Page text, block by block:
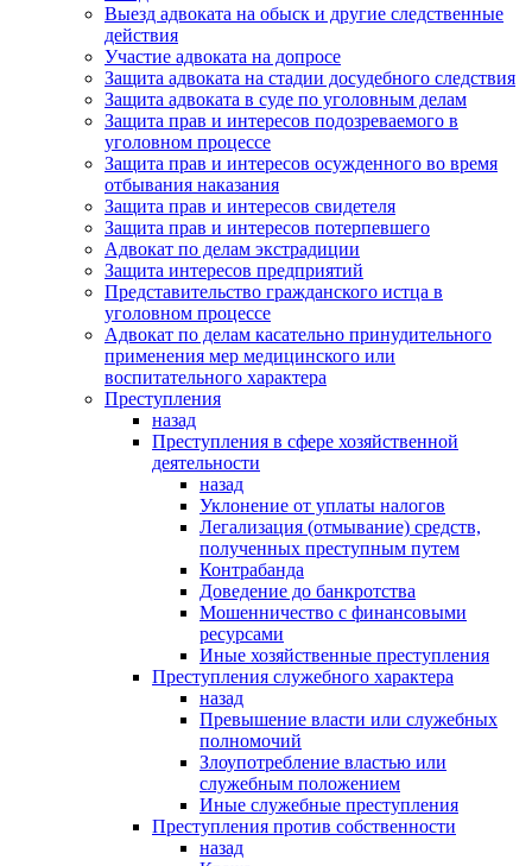
Выезд адвоката на обыск и другие следственные
действия
Участие адвоката на допросе
Защита адвоката на стадии досудебного следствия
Защита адвоката в суде по уголовным делам
Защита прав и интересов подозреваемого в
уголовном процессе
Защита прав и интересов осужденного во время
отбывания наказания
Защита прав и интересов свидетеля
Защита прав и интересов потерпевшего
Адвокат по делам экстрадиции
Защита интересов предприятий
Представительство гражданского истца в
уголовном процессе
Адвокат по делам касательно принудительного
применения мер медицинского или
воспитательного характера
Преступления
назад
Преступления в сфере хозяйственной
деятельности
назад
Уклонение от уплаты налогов
Легализация (отмывание) средств,
полученных преступным путем
Контрабанда
Доведение до банкротства
Мошенничество с финансовыми
ресурсами
Иные хозяйственные преступления
Преступления служебного характера
назад
Превышение власти или служебных
полномочий
Злоупотребление властью или
служебным положением
Иные служебные преступления
Преступления против собственности
назад